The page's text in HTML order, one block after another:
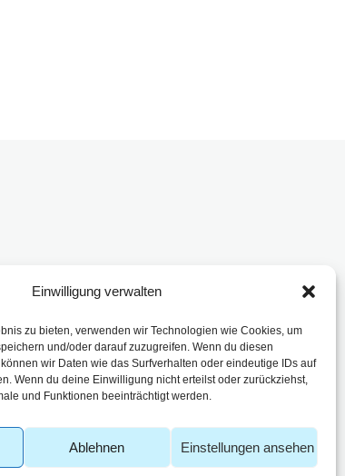
Einwilligung verwalten
zu bieten, verwenden wir Technologien wie Cookies, um
und/oder darauf zuzugreifen. Wenn du diesen
wir Daten wie das Surfverhalten oder eindeutige IDs auf
Wenn du deine Einwilligung nicht erteilst oder zurückziehst,
und Funktionen beeinträchtigt werden.
Ablehnen Einstellungen ansehen